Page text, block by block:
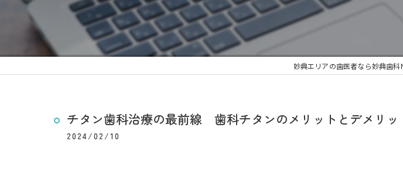
大
妙典エリアの歯医者なら妙典歯科
チタン歯科治療の最前線 歯科チタンのメリットとデメリッ
2024/02/10